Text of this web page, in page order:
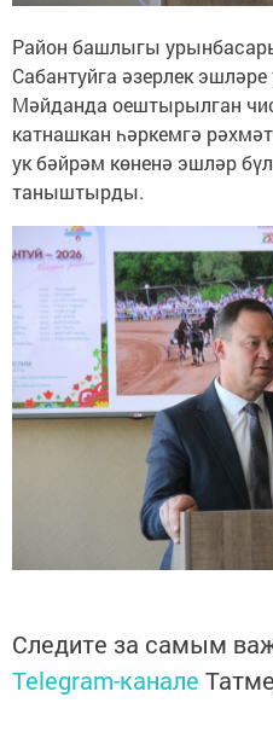
Район башлыгы
Сабантуйга әзерлек
Мәйданда оештырылган
катнашкан һәркемгә
ук бәйрәм көненә эшләр
таныштырды.
Следите за самым
Telegram-канале